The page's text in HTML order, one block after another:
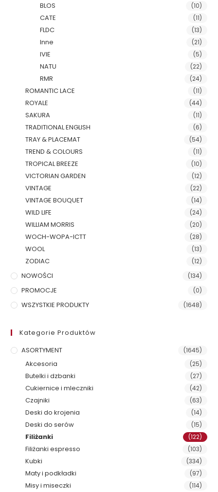
BLOS (10)
CATE (11)
FLDC (13)
Inne (21)
IVIE (5)
NATU (22)
RMR (24)
ROMANTIC LACE (11)
ROYALE (44)
SAKURA (11)
TRADITIONAL ENGLISH (6)
TRAY & PLACEMAT (54)
TREND & COLOURS (11)
TROPICAL BREEZE (10)
VICTORIAN GARDEN (12)
VINTAGE (22)
VINTAGE BOUQUET (14)
WILD LIFE (24)
WILLIAM MORRIS (20)
WOCH-WOPA-ICTT (28)
WOOL (13)
ZODIAC (12)
NOWOŚCI (134)
PROMOCJE (0)
WSZYSTKIE PRODUKTY (1648)
Kategorie Produktów
ASORTYMENT
(1645)
Akcesoria (25)
Butelki i dzbanki (27)
Cukiernice i mleczniki (42)
Czajniki (63)
Deski do krojenia (14)
Deski do serów (15)
Filiżanki (122)
Filiżanki espresso (103)
Kubki (334)
Maty i podkładki (97)
Misy i miseczki (114)